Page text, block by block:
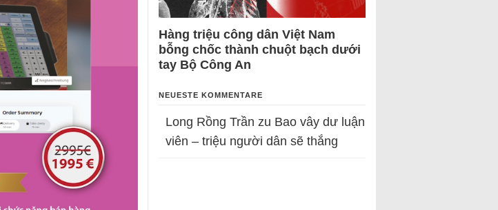
Hàng triệu công dân Việt Nam
bỗng chốc thành chuột bạch dưới
tay Bộ Công An
NEUESTE KOMMENTARE
Long Rồng Trần zu Bao vây dư luận
viên – triệu người dân sẽ thắng